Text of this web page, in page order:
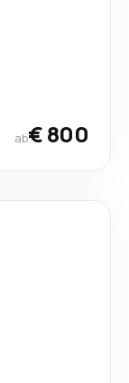
ab€ 800